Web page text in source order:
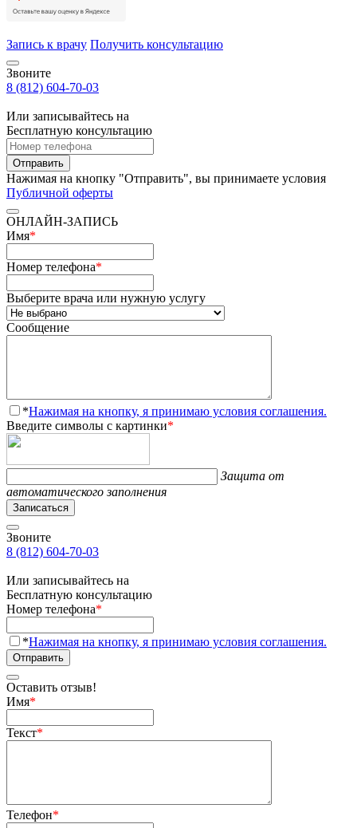
Запись к врачу Получить консультацию
Звоните
8 (812) 604-70-03
Или записывайтесь на
Бесплатную консультацию
Отправить
Нажимая на кнопку "Отправить", вы принимаете условия
Публичной оферты
ОНЛАЙН-ЗАПИСЬ
Имя*
Номер телефона*
Выберите врача или нужную услугу
Сообщение
*Нажимая на кнопку, я принимаю условия соглашения.
Введите символы с картинки*
Защита от
автоматического заполнения
Записаться
Звоните
8 (812) 604-70-03
Или записывайтесь на
Бесплатную консультацию
Номер телефона*
*Нажимая на кнопку, я принимаю условия соглашения.
Отправить
Оставить отзыв!
Имя*
Текст*
Телефон*